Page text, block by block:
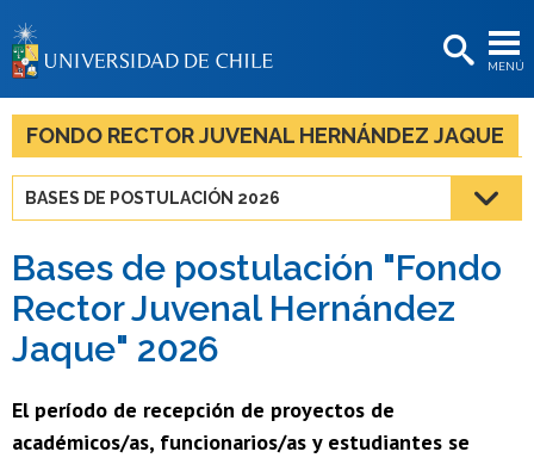
MENÚ
BIBLIOTECAS
LA UNIVERSIDAD
Estudiantes
Académicas/os
Funcionarias/os
Egresadas/os
FONDO RECTOR JUVENAL HERNÁNDEZ JAQUE
BASES DE POSTULACIÓN 2026
Bases de postulación "Fondo
Rector Juvenal Hernández
Jaque" 2026
El período de recepción de proyectos de
académicos/as, funcionarios/as y estudiantes se